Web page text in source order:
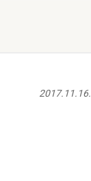
2017.11.16.